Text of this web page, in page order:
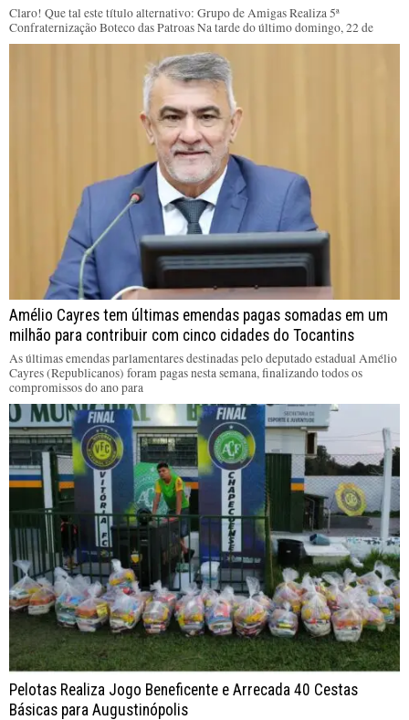
Claro! Que tal este título alternativo: Grupo de Amigas Realiza 5ª
Confraternização Boteco das Patroas Na tarde do último domingo, 22 de
Amélio Cayres tem últimas emendas pagas somadas em um
milhão para contribuir com cinco cidades do Tocantins
As últimas emendas parlamentares destinadas pelo deputado estadual Amélio
Cayres (Republicanos) foram pagas nesta semana, finalizando todos os
compromissos do ano para
Pelotas Realiza Jogo Beneficente e Arrecada 40 Cestas
Básicas para Augustinópolis